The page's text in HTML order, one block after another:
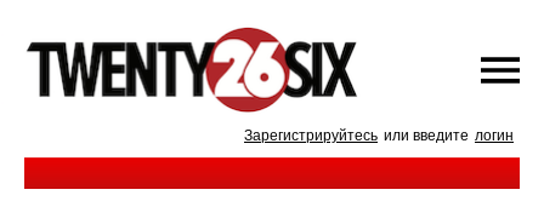
Зарегистрируйтесь или введите логин